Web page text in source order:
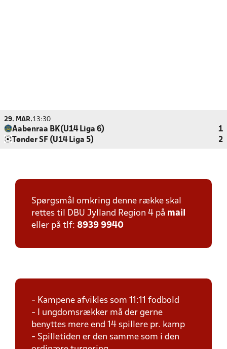
29. MAR.13:30
Aabenraa BK(U14 Liga 6)
1
Tønder SF (U14 Liga 5)
2
Spørgsmål omkring denne række skal
rettes til DBU Jylland Region 4 på mail
eller på tlf: 8939 9940
- Kampene afvikles som 11:11 fodbold
- I ungdomsrækker må der gerne
benyttes mere end 14 spillere pr. kamp
- Spilletiden er den samme som i den